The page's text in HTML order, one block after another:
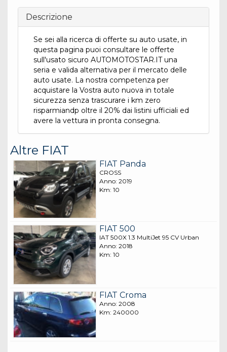
Descrizione
Se sei alla ricerca di offerte su auto usate, in
questa pagina puoi consultare le offerte
sull'usato sicuro AUTOMOTOSTAR.IT una
seria e valida alternativa per il mercato delle
auto usate. La nostra competenza per
acquistare la Vostra auto nuova in totale
sicurezza senza trascurare i km zero
risparmiandp oltre il 20% dai listini ufficiali ed
avere la vettura in pronta consegna.
Altre FIAT
FIAT Panda
CROSS
Anno: 2019
Km: 10
FIAT 500
IAT 500X 1.3 MultiJet 95 CV Urban
Anno: 2018
Km: 10
FIAT Croma
Anno: 2008
Km: 240000